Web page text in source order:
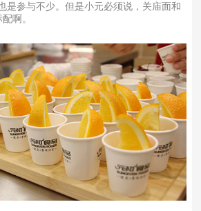
是参与不少。但是小元必须说，关庙面和
啊。